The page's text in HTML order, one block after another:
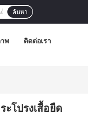
ค้นหา
พ ติดต่อเรา
โปรงเสื้อยืด